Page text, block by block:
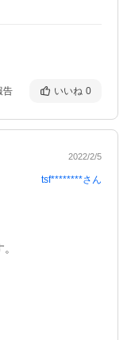
告 いいね 0
2022/2/5
tsf********さん